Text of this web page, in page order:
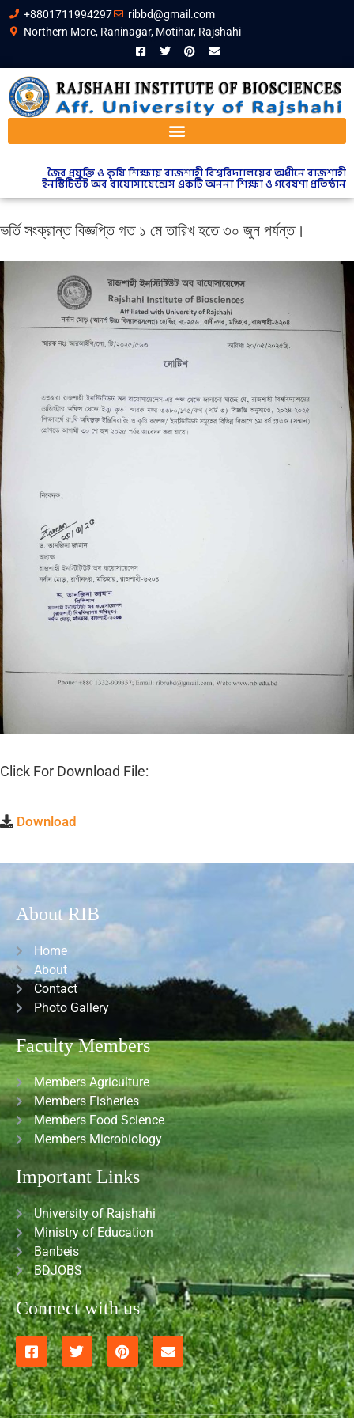
+8801711994297
ribbd@gmail.com
Northern More, Raninagar, Motihar, Rajshahi
জৈব প্রযুক্তি ও কৃষি শিক্ষায় রাজশাহী বিশ্ববিদ্যালয়ের অধীনে রাজশাহী
ইনস্টিটিউট অব বায়োসায়েন্সেস একটি অনন্য শিক্ষা ও গবেষণা প্রতিষ্ঠান
ভর্তি সংক্রান্ত বিজ্ঞপ্তি গত ১ মে তারিখ হতে ৩০ জুন পর্যন্ত।
Click For Download File:
Download
About RIB
Home
About
Contact
Photo Gallery
Faculty Members
Members Agriculture
Members Fisheries
Members Food Science
Members Microbiology
Important Links
University of Rajshahi
Ministry of Education
Banbeis
BDJOBS
Connect with us